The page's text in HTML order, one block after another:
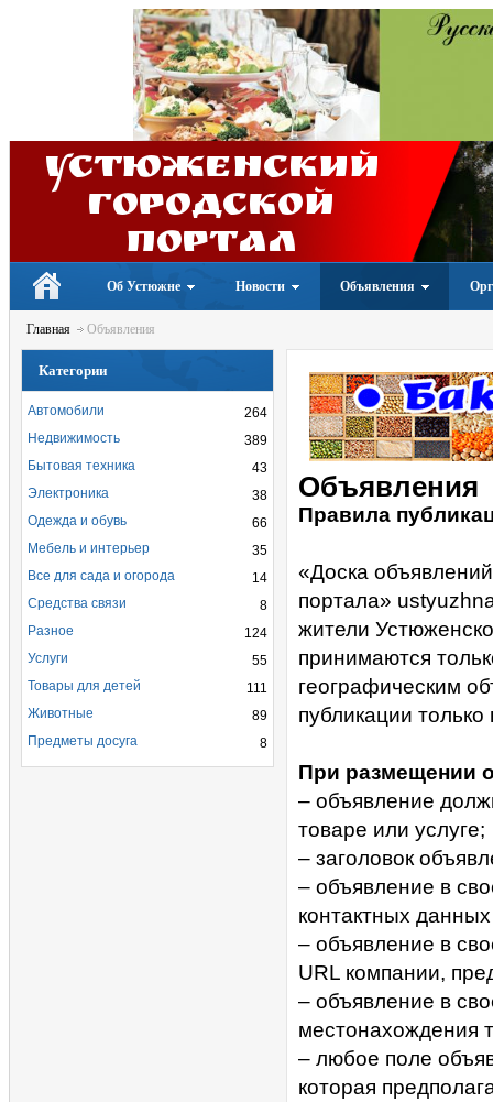
Устюженский
Городской
портал
Об Устюжне Новости Объявления
Главная Объявления
Объявления
Правила
«Доска
портала»
жители
принимаются
географическим
публикации
При размещении
– объявление
товаре или услуге;
– заголовок
– объявление в
контактных
– объявление в
URL компании,
– объявление в
местонахождения
– любое поле
которая
Категории
264
Автомобили
389
Недвижимость
43
Бытовая техника
38
Электроника
66
Одежда и обувь
35
Мебель и интерьер
14
Все для сада и огорода
8
Средства связи
124
Разное
55
Услуги
111
Товары для детей
89
Животные
8
Предметы досуга